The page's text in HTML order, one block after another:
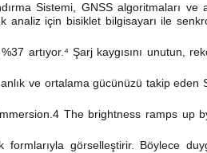
Sistemi, GNSS algoritmaları ve
analiz için bisiklet bilgisayarı ile
artıyor.⁴ Şarj kaygısını unutun,
ve ortalama gücünüzü takip eden
The brightness ramps up
formlarıyla görselleştirir. Böylece